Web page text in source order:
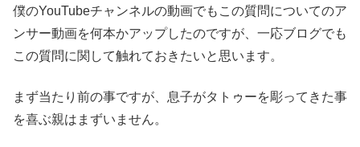
僕のYouTubeチャンネルの動画でもこの質問についてのア
ンサー動画を何本かアップしたのですが、一応ブログでも
この質問に関して触れておきたいと思います。
まず当たり前の事ですが、息子がタトゥーを彫ってきた事
を喜ぶ親はまずいません。